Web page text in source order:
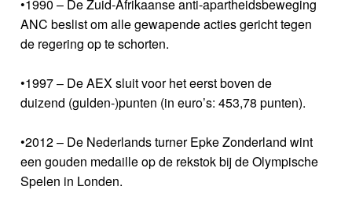
•1990 – De Zuid-Afrikaanse anti-apartheidsbeweging
ANC beslist om alle gewapende acties gericht tegen
de regering op te schorten.
•1997 – De AEX sluit voor het eerst boven de
duizend (gulden-)punten (in euro’s: 453,78 punten).
•2012 – De Nederlands turner Epke Zonderland wint
een gouden medaille op de rekstok bij de Olympische
Spelen in Londen.